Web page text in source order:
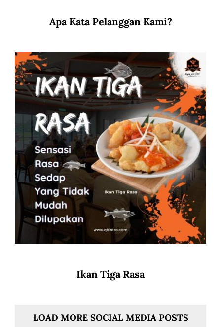
Apa Kata Pelanggan Kami?
Ikan Tiga Rasa
LOAD MORE SOCIAL MEDIA POSTS